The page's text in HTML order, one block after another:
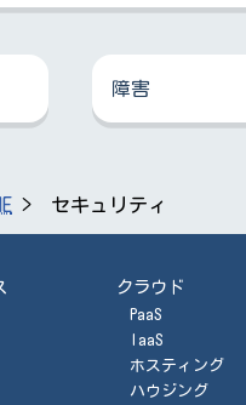
障害
セキュリティ
クラウド
PaaS
IaaS
ホスティング
ハウジング